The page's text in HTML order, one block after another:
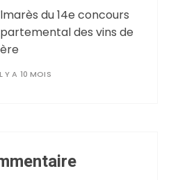
du 14e concours
des vins de
Y A 10 MOIS